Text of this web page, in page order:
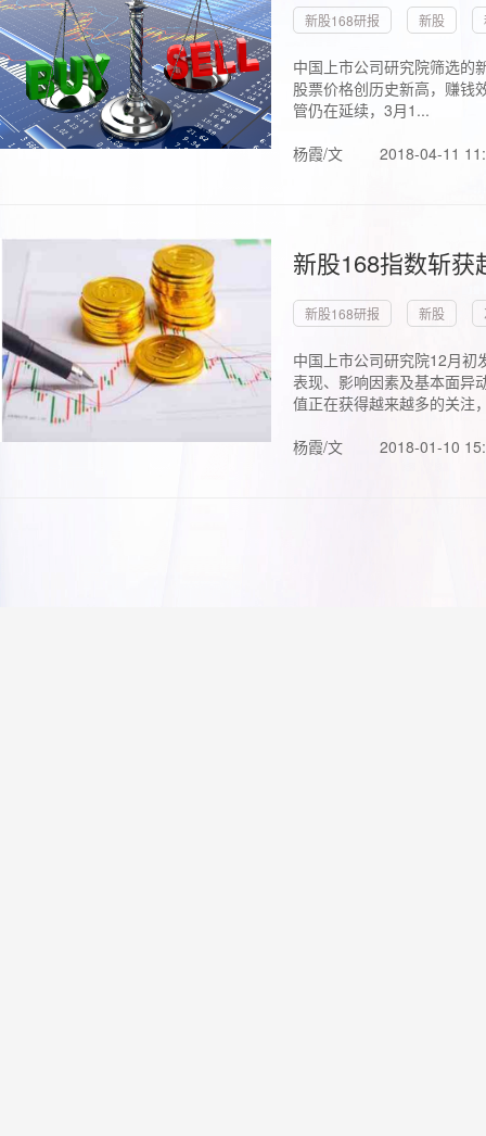
新股168研报 新股
中国上市公司研究院筛选的
股票价格创历史新高，赚钱
管仍在延续，3月1...
杨霞/文
2018-04-11
新股168指数斩
新股168研报 新股
中国上市公司研究院12月初
表现、影响因素及基本面异
值正在获得越来越多的关注
杨霞/文
2018-01-10